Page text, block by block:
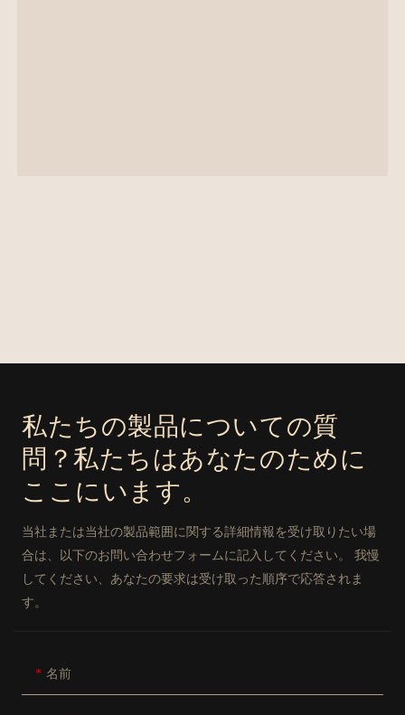
私たちの製品についての質
問？私たちはあなたのために
ここにいます。
当社または当社の製品範囲に関する詳細情報を受け取りたい場
合は、以下のお問い合わせフォームに記入してください。 我慢
してください、あなたの要求は受け取った順序で応答されま
す。
名前